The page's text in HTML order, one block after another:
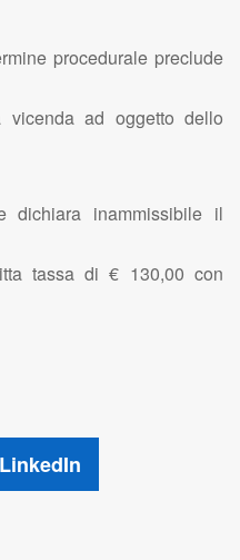
procedurale preclude
ad oggetto dello
dichiara inammissibile il
tassa di € 130,00 con
LinkedIn